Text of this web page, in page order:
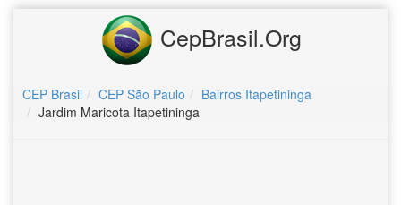
CepBrasil.Org
CEP Brasil CEP São Paulo
Bairros Itapetininga
Jardim Maricota Itapetininga